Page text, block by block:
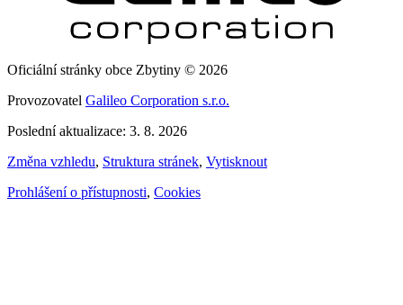
Oficiální stránky obce Zbytiny © 2026
Provozovatel Galileo Corporation s.r.o.
Poslední aktualizace: 3. 8. 2026
Změna vzhledu, Struktura stránek, Vytisknout
Prohlášení o přístupnosti, Cookies